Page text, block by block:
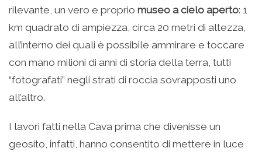
rilevante, un vero e proprio museo a cielo aperto: 1
km quadrato di ampiezza, circa 20 metri di altezza,
all’interno dei quali è possibile ammirare e toccare
con mano milioni di anni di storia della terra, tutti
“fotografati” negli strati di roccia sovrapposti uno
all’altro.
I lavori fatti nella Cava prima che divenisse un
geosito, infatti, hanno consentito di mettere in luce